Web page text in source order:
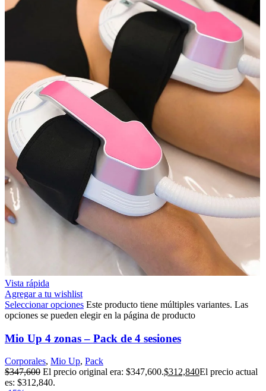
Vista rápida
Agregar a tu wishlist
Seleccionar opciones Este producto tiene múltiples variantes. Las
opciones se pueden elegir en la página de producto
Mio Up 4 zonas – Pack de 4 sesiones
Corporales, Mio Up, Pack
$347,600 El precio original era: $347,600.$312,840El precio actual
es: $312,840.